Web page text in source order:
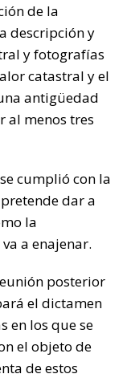
de la
descripción y
y fotografías
catastral y el
antigüedad
al menos tres
cumplió con la
dar a
la
a enajenar.
posterior
el dictamen
en los que se
el objeto de
de estos